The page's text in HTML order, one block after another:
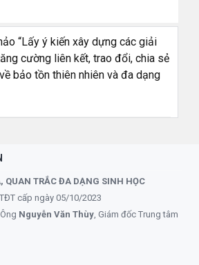
“Lấy ý kiến xây dựng các giải
cường liên kết, trao đổi, chia sẻ
bảo tồn thiên nhiên và đa dạng
QUAN TRẮC ĐA DẠNG SINH HỌC
cấp ngày 05/10/2023
Nguyễn Văn Thùy, Giám đốc Trung tâm